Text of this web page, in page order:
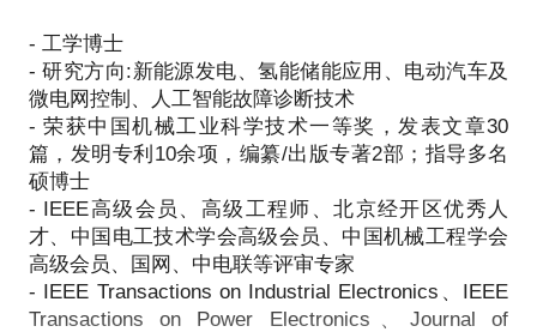
✔ 行研产投：
-怎么做行业的商业分析和规划
-风光储一体的微电网总论
-双碳背景下卡脖子技术的发展前景
-电动汽车和新型电力系统的辩证关系
展：
-毕业了，我应该去哪个城市发展，应该选择什么行业
和赛道
-我应该做技术，还是市场、销售
-互联网和体制内，我应该如何选择
-象牙塔内的学术科研和激烈竞争的职场环境，有什么
异同
-职场人，需要必备哪些硬核的职场技能和工具？
- 工学博士
- 研究方向:新能源发电、氢能储能应用、电动汽车及
微电网控制、人工智能故障诊断技术
- 荣获中国机械工业科学技术一等奖，发表文章30
篇，发明专利10余项，编纂/出版专著2部；指导多名
硕博士
- IEEE高级会员、高级工程师、北京经开区优秀人
才、中国电工技术学会高级会员、中国机械工程学会
高级会员、国网、中电联等评审专家
- IEEE Transactions on Industrial Electronics、IEEE
Transactions on Power Electronics、Journal of